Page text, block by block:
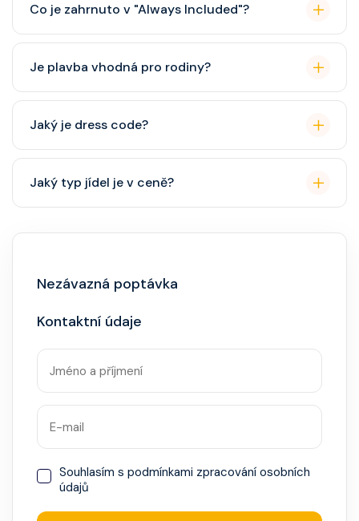
Co je zahrnuto v "Always Included"?
balíček), základní Wi-Fi.
Je plavba vhodná pro rodiny?
cestovatele, ale děti jsou vítány. K dispozici je dětský
klub (od 3 let).
Jaký je dress code?
někdy "Evening Chic" – doporučeno, ale není nutný
smoking.
Jaký typ jídel je v ceně?
Nezávazná poptávka
Kontaktní údaje
Souhlasím s podmínkami zpracování osobních
údajů